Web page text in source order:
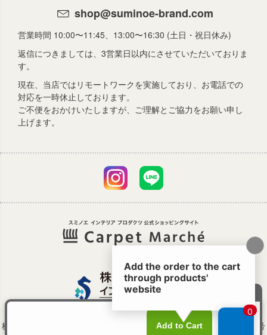
shop@suminoe-brand.com
営業時間 10:00〜11:45、13:00〜16:30 (土日・祝日休み)
返信につきましては、3営業日以内にさせていただいておりま
す。
現在、当店ではリモートワークを実施しており、お電話での
対応を一時休止しております。
ご不便をおかけいたしますが、ご理解とご協力をお願い申し
上げます。
株式会社スミノエは、株式会社スミノエ インテリア プロダクツへ商号